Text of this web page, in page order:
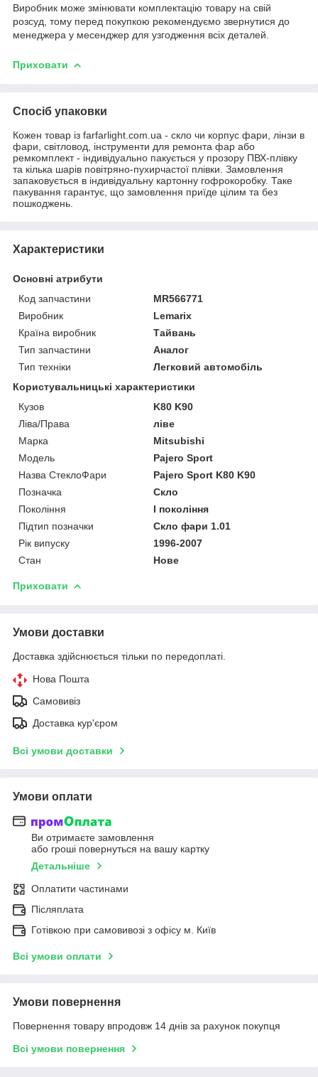
Виробник може змінювати комплектацію товару на свій
розсуд, тому перед покупкою рекомендуємо звернутися до
менеджера у месенджер для узгодження всіх деталей.
Приховати
Спосіб упаковки
Кожен товар із farfarlight.com.ua - скло чи корпус фари, лінзи в
фари, світловод, інструменти для ремонта фар або
ремкомплект - індивідуально пакується у прозору ПВХ-плівку
та кілька шарів повітряно-пухирчастої плівки. Замовлення
запаковується в індивідуальну картонну гофрокоробку. Таке
пакування гарантує, що замовлення приїде цілим та без
пошкоджень.
Характеристики
Основні атрибути
Код запчастини
MR566771
Виробник
Lemarix
Країна виробник
Тайвань
Тип запчастини
Аналог
Тип техніки
Легковий автомобіль
Користувальницькі характеристики
Кузов
K80 K90
Ліва/Права
ліве
Марка
Mitsubishi
Мoдель
Pajero Sport
Назва СтеклоФари
Pajero Sport K80 K90
Позначка
Скло
Покоління
I покоління
Підтип позначки
Скло фари 1.01
Рік випуску
1996-2007
Стан
Нове
Приховати
Умови доставки
Доставка здійснюється тільки по передоплаті.
Нова Пошта
Самовивіз
Доставка кур'єром
Всі умови доставки
Умови оплати
Ви отримаєте замовлення
або гроші повернуться на вашу картку
Детальніше
Оплатити частинами
Післяплата
Готівкою при самовивозі з офісу м. Київ
Всі умови оплати
Умови повернення
Повернення товару впродовж 14 днів за рахунок покупця
Всі умови повернення